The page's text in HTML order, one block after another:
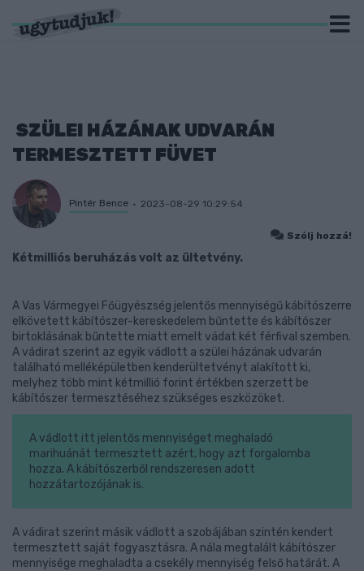
SZÜLEI HÁZÁNAK UDVARÁN
TERMESZTETT FÜVET
Pintér Bence 2023-08-29 10:29:54
Szólj hozzá!
Kétmilliós beruházás volt az ültetvény.
A Vas Vármegyei Főügyészség jelentős mennyiségű kábítószerre
elkövetett kábítószer-kereskedelem bűntette és kábítószer
birtoklásának bűntette miatt emelt vádat két férfival szemben.
A vádirat szerint az egyik vádlott a szülei házának udvarán
található melléképületben kenderültetvényt alakított ki,
melyhez több mint kétmillió forint értékben szerzett be
kábítószer termesztéséhez szükséges eszközöket.
A vádlott itt jelentős mennyiséget meghaladó
marihuánát termesztett azért, hogy azt forgalomba
hozza. A kábítószerből rendszeresen adott
hozzátartozójának is.
A vádirat szerint másik vádlott a szobájában szintén kendert
termesztett saját fogyasztásra. A nála megtalált kábítószer
mennyisége meghaladta a csekély mennyiség felső határát. A